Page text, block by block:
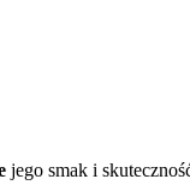
jego smak i